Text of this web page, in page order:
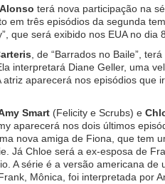
terá nova participação na
em três episódios da segunda
que será exibido nos EUA no dia
, de “Barrados no Baile”,
interpretará Diane Geller, uma
atriz aparecerá nos episódios que
Smart (Felicity e Scrubs) e
aparecerá nos dois últimos
nova amiga de Fiona, que tem
Já Chloe será a ex-esposa de
A série é a versão americana de
Mônica, foi interpretada por